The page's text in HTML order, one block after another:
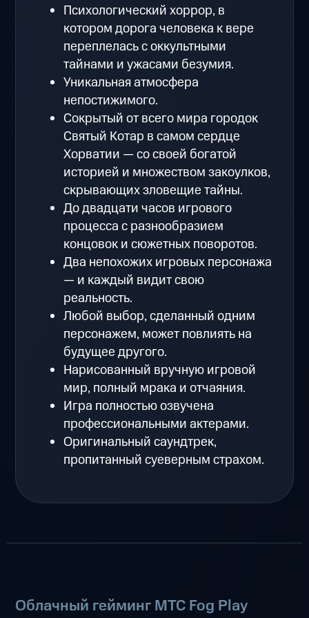
Психологический хоррор, в
котором дорога человека к вере
переплелась с оккультными
тайнами и ужасами безумия.
Уникальная атмосфера
непостижимого.
Сокрытый от всего мира городок
Святый Котар в самом сердце
Хорватии — со своей богатой
историей и множеством закоулков,
скрывающих зловещие тайны.
До двадцати часов игрового
процесса с разнообразием
концовок и сюжетных поворотов.
Два непохожих игровых персонажа
— и каждый видит свою
реальность.
Любой выбор, сделанный одним
персонажем, может повлиять на
будущее другого.
Нарисованный вручную игровой
мир, полный мрака и отчаяния.
Игра полностью озвучена
профессиональными актерами.
Оригинальный саундтрек,
пропитанный суеверным страхом.
Облачный гейминг МТС Fog Play